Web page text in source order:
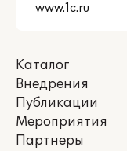
Каталог
Внедрения
Публикации
Мероприятия
Партнеры